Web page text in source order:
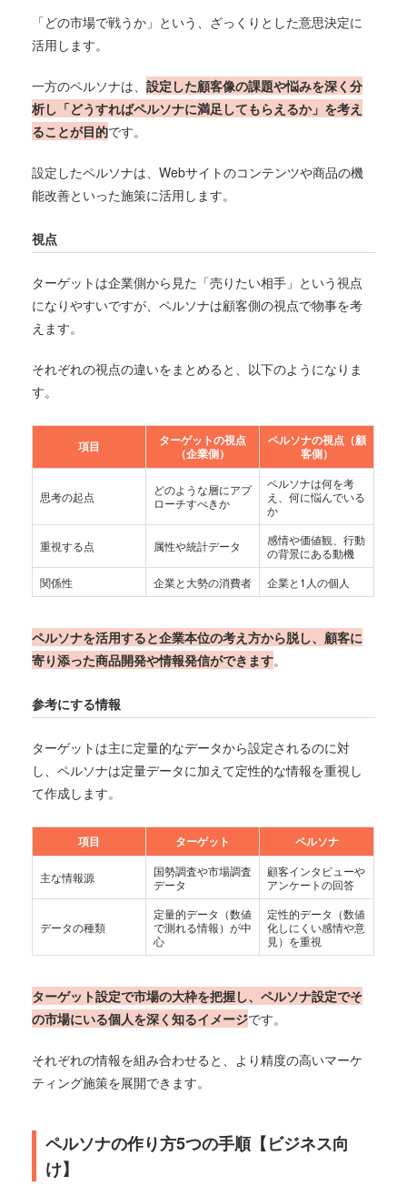
「どの市場で戦うか」という、ざっくりとした意思決定に
活用します。
一方のペルソナは、設定した顧客像の課題や悩みを深く分
析し「どうすればペルソナに満足してもらえるか」を考え
ることが目的です。
設定したペルソナは、Webサイトのコンテンツや商品の機
能改善といった施策に活用します。
視点
ターゲットは企業側から見た「売りたい相手」という視点
になりやすいですが、ペルソナは顧客側の視点で物事を考
えます。
それぞれの視点の違いをまとめると、以下のようになりま
す。
項目
ターゲットの視点
（企業側）
ペルソナの視点（顧
客側）
思考の起点
どのような層にアプ
ローチすべきか
ペルソナは何を考
え、何に悩んでいる
か
重視する点 属性や統計データ
感情や価値観、行動
の背景にある動機
関係性
企業と大勢の消費者 企業と1人の個人
ペルソナを活用すると企業本位の考え方から脱し、顧客に
寄り添った商品開発や情報発信ができます。
参考にする情報
ターゲットは主に定量的なデータから設定されるのに対
し、ペルソナは定量データに加えて定性的な情報を重視し
て作成します。
項目 ターゲット ペルソナ
主な情報源
国勢調査や市場調査
データ
顧客インタビューや
アンケートの回答
データの種類
定量的データ（数値
で測れる情報）が中
心
定性的データ（数値
化しにくい感情や意
見）を重視
ターゲット設定で市場の大枠を把握し、ペルソナ設定でそ
の市場にいる個人を深く知るイメージです。
それぞれの情報を組み合わせると、より精度の高いマーケ
ティング施策を展開できます。
ペルソナの作り方5つの手順【ビジネス向
け】